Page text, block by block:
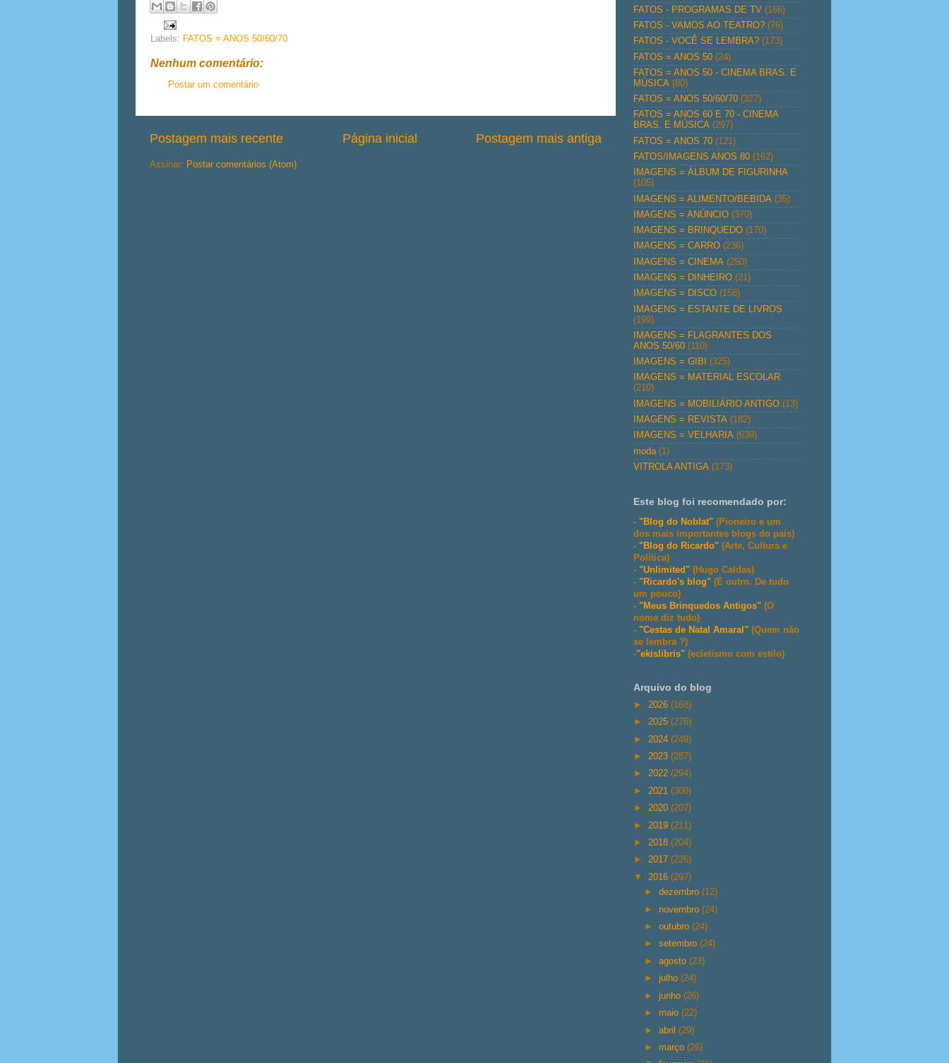
Labels: FATOS = ANOS 50/60/70
Nenhum comentário:
Postar um comentário
Postagem mais recente Postagem mais antiga
Página inicial
Assinar: Postar comentários (Atom)
FATOS - PROGRAMAS DE TV (166)
FATOS - VAMOS AO TEATRO? (76)
FATOS - VOCÊ SE LEMBRA? (173)
FATOS = ANOS 50 (24)
FATOS = ANOS 50 - CINEMA BRAS. E
MÚSICA (80)
FATOS = ANOS 50/60/70 (327)
FATOS = ANOS 60 E 70 - CINEMA
BRAS. E MÚSICA (297)
FATOS = ANOS 70 (121)
FATOS/IMAGENS ANOS 80 (162)
IMAGENS = ÁLBUM DE FIGURINHA
(105)
IMAGENS = ALIMENTO/BEBIDA (35)
IMAGENS = ANÚNCIO (370)
IMAGENS = BRINQUEDO (170)
IMAGENS = CARRO (236)
IMAGENS = CINEMA (250)
IMAGENS = DINHEIRO (21)
IMAGENS = DISCO (158)
IMAGENS = ESTANTE DE LIVROS
(199)
IMAGENS = FLAGRANTES DOS
ANOS 50/60 (110)
IMAGENS = GIBI
(325)
IMAGENS = MATERIAL ESCOLAR
(210)
IMAGENS = MOBILIÁRIO ANTIGO (13)
IMAGENS = REVISTA (182)
IMAGENS = VELHARIA (639)
moda (1)
VITROLA ANTIGA (173)
Este blog foi recomendado por:
- "Blog do Noblat" (Pioneiro e um
dos mais importantes blogs do país)
- "Blog do Ricardo" (Arte, Cultura e
Política)
- "Unlimited" (Hugo Caldas)
- "Ricardo's blog" (É outro. De tudo
um pouco)
- "Meus Brinquedos Antigos" (O
nome diz tudo)
- "Cestas de Natal Amaral" (Quem não
se lembra ?)
-"ekislibris" (ecletismo com estilo)
Arquivo do blog
► 2026 (168)
► 2025 (276)
► 2024 (249)
► 2023 (287)
► 2022 (294)
► 2021 (300)
► 2020 (207)
► 2019 (211)
► 2018 (204)
► 2017 (226)
▼ 2016 (297)
►dezembro(12)
► novembro(24)
►outubro(24)
►setembro(24)
►agosto(23)
►julho(24)
►junho(26)
► maio(22)
►abril(29)
► março(26)